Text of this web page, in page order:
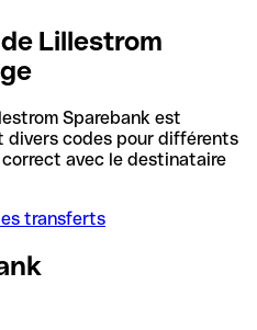
Lillestrom
Sparebank est
divers codes pour différents
avec le destinataire
transferts